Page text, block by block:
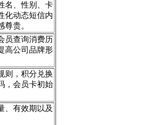
名、性别、卡
化动态短信内
贵。
员查询消费历
高公司品牌形
则，积分兑换
，会员卡初始
、有效期以及